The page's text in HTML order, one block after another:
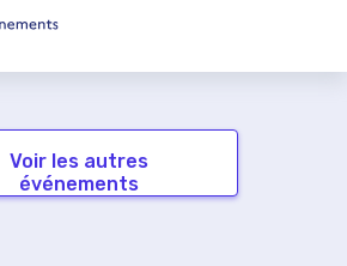
Voir les autres
événements